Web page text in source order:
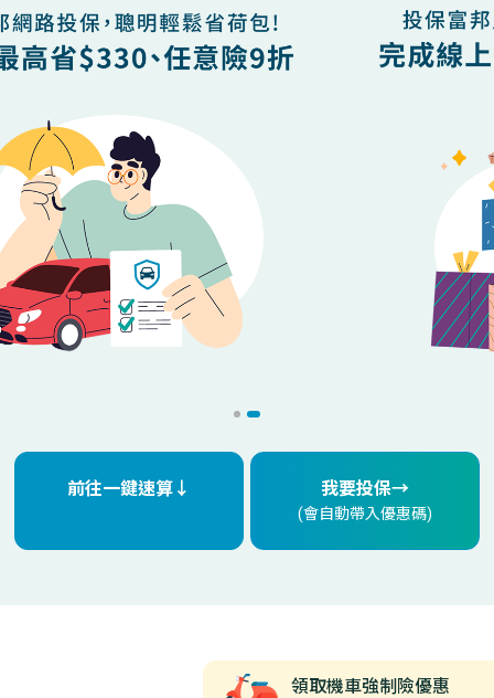
前往一鍵速算↓ 我要投保→
(會自動帶入優惠碼)
領取機車強制險優惠